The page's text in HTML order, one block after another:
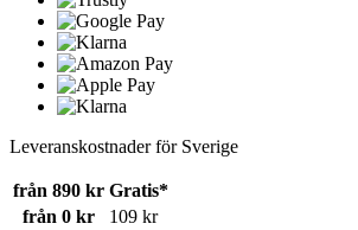
Leveranskostnader för Sverige
från 890 kr Gratis*
från 0 kr
109 kr